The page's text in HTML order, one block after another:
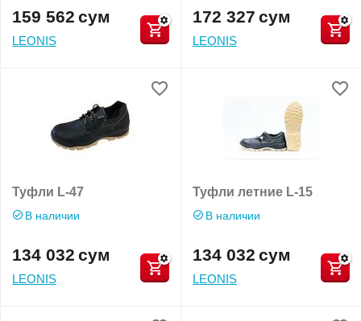
159 562 сум
LEONIS
172 327 сум
LEONIS
Туфли L-47
В наличии
134 032 сум
LEONIS
Туфли летние L-15
В наличии
134 032 сум
LEONIS